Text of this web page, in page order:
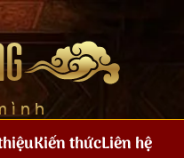
Kiến thứcLiên hệ